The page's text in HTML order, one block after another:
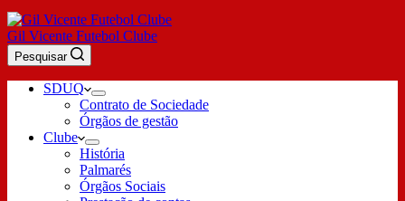
Gil Vicente Futebol Clube
Pesquisar
SDUQ
Contrato de Sociedade
Órgãos de gestão
Clube
História
Palmarés
Órgãos Sociais